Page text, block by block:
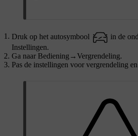
Druk op het autosymbool
in de
Instellingen.
Ga naar Bediening →Vergrendeling.
Pas de instellingen voor vergrendeling